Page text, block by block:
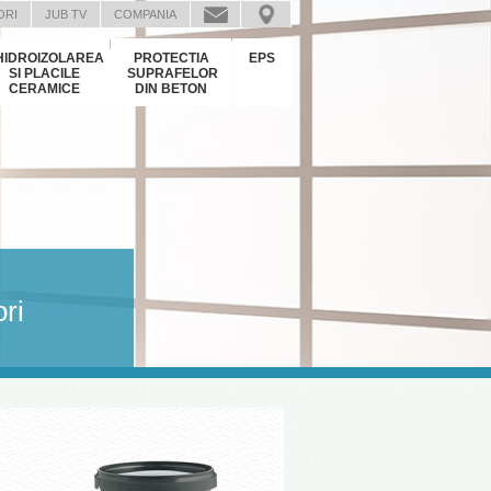
JUB TV
COMPANIA
SI PLACILE
CERAMICE
PROTECTIA
SUPRAFELOR
DIN BETON
EPS